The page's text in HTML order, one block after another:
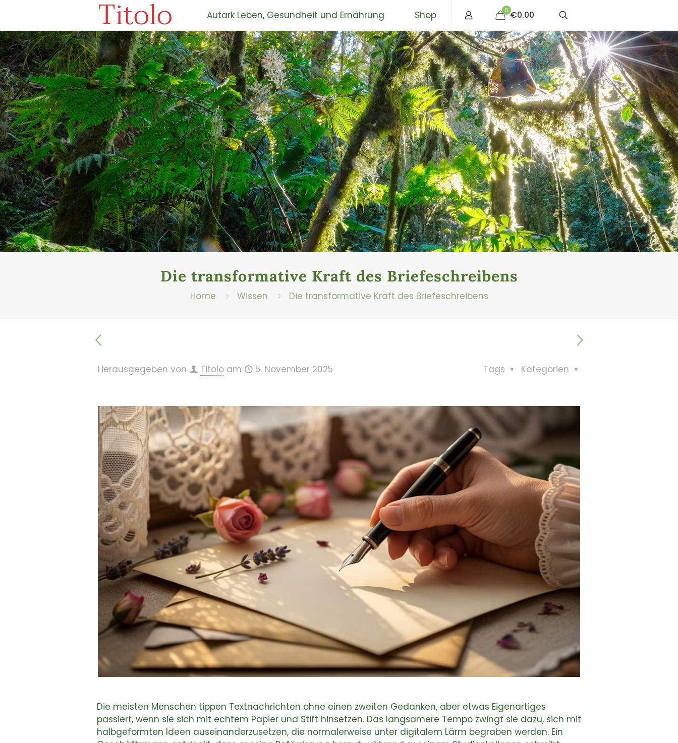
Titolo Autark Leben, Gesundheit und Ernährung Shop 0 €0.00
Die transformative Kraft des Briefeschreibens
Home Wissen Die transformative Kraft des Briefeschreibens
Herausgegeben von Titolo am 5. November 2025 Kategorien
Tags
Die meisten Menschen tippen Textnachrichten ohne einen zweiten Gedanken, aber etwas Eigenartiges
passiert, wenn sie sich mit echtem Papier und Stift hinsetzen. Das langsamere Tempo zwingt sie dazu, sich mit
halbgeformten Ideen auseinanderzusetzen, die normalerweise unter digitalem Lärm begraben werden. Ein